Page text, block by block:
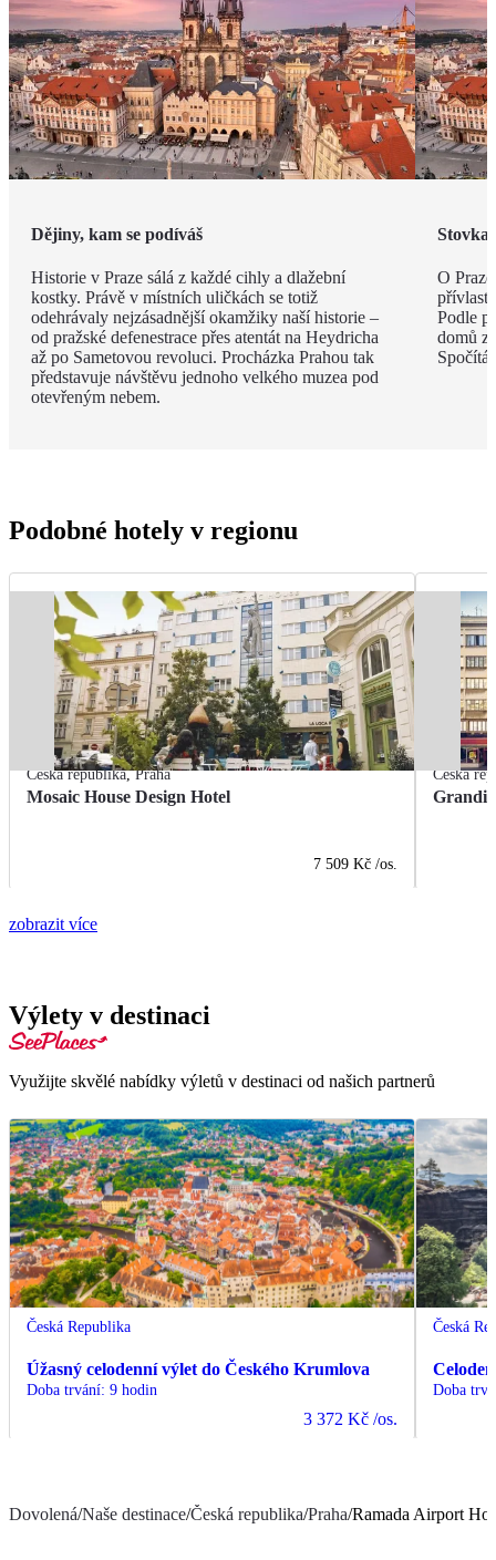
Dějiny, kam se podíváš
Historie v Praze sálá z každé cihly a dlažební
kostky. Právě v místních uličkách se totiž
odehrávaly nejzásadnější okamžiky naší historie –
od pražské defenestrace přes atentát na Heydricha
až po Sametovou revoluci. Procházka Prahou tak
představuje návštěvu jednoho velkého muzea pod
otevřeným nebem.
Stovka
O
Podle
domů
Podobné hotely v regionu
Česká republika,Praha
Mosaic House Design Hotel
7 509 Kč /os.
Česká
zobrazit více
Výlety v destinaci
Využijte skvělé nabídky výletů v destinaci od našich partnerů
Česká Republika
Úžasný celodenní výlet do Českého Krumlova
Doba trvání: 9 hodin
3 372 Kč /os.
Česká
Doba
Dovolená/Naše destinace/Česká republika/Praha/Ramada Airport